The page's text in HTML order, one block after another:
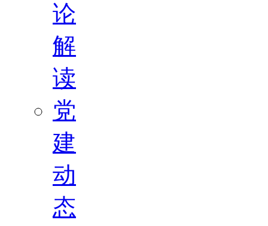
论
解
读
党
建
动
态